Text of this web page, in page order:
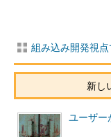
組み込み開発視
新し
ユーザー